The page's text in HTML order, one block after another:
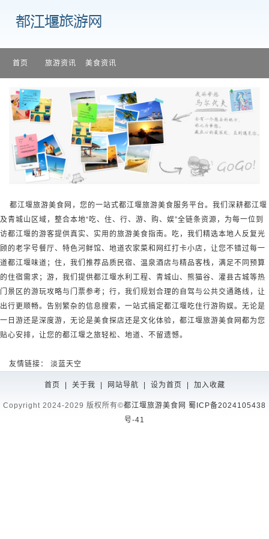
首页 旅游资讯 美食资讯
都江堰旅游美食网，您的一站式都江堰旅游美食服务平台。我们深耕都江堰
及青城山区域，整合本地“吃、住、行、游、购、娱”全链条资源，为每一位到
访都江堰的游客提供真实、实用的旅游美食指南。吃，我们精选本地人反复光
顾的老字号餐厅、特色河鲜馆、地道农家菜和网红打卡小店，让您不错过每一
道都江堰味道；住，我们推荐品质民宿、温泉酒店与精品客栈，满足不同预算
的住宿需求；游，我们提供都江堰水利工程、青城山、熊猫谷、灌县古城等热
门景区的游玩攻略与门票参考；行，我们规划合理的自驾与公共交通路线，让
出行更顺畅。告别繁杂的信息搜索，一站式搞定都江堰吃住行游购娱。无论是
一日游还是深度游，无论是美食探店还是文化体验，都江堰旅游美食网都为您
贴心安排，让您的都江堰之旅轻松、地道、不留遗憾。
友情链接： 淡蓝天空
首页 关于我 网站导航 设为首页 加入收藏
Copyright 2024-2029 版权所有©都江堰旅游美食网 蜀ICP备2024105438
号-41